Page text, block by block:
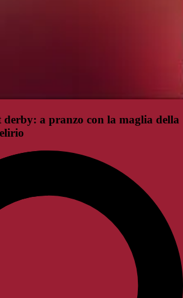
derby: a pranzo con la maglia della